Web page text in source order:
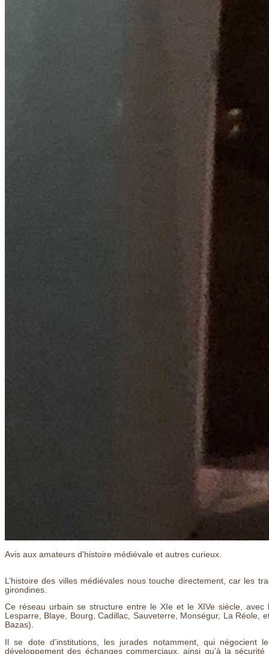
Avis aux amateurs d'histoire médiévale et autres curieux.
L’histoire des villes médiévales nous touche directement, car les
girondines.
Ce réseau urbain se structure entre le XIe et le XIVe siècle,
Lesparre, Blaye, Bourg, Cadillac, Sauveterre, Monségur, La Réole,
Bazas).
Il se dote d’institutions, les jurades notamment, qui
développement des échanges commerciaux, ainsi qu’à la